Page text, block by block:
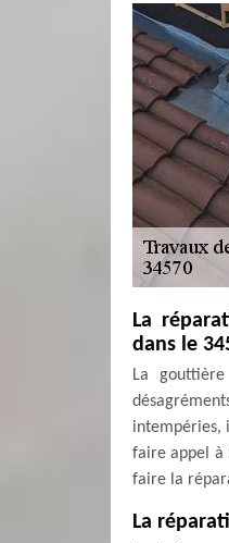
La
dans le
La
intempéries,
faire appel à
faire la
La